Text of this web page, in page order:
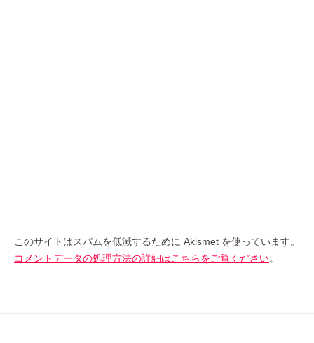
このサイトはスパムを低減するために Akismet を使っています。
コメントデータの処理方法の詳細はこちらをご覧ください。